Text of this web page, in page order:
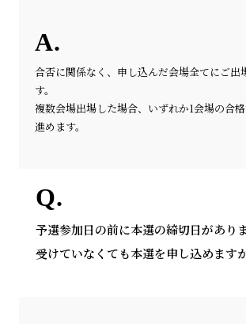
合否に関係なく、申し込んだ会場全てにご出
す。
複数会場出場した場合、いずれか1会場の合
進めます。
予選参加日の前に本選の締切日があり
受けていなくても本選を申し込めますか